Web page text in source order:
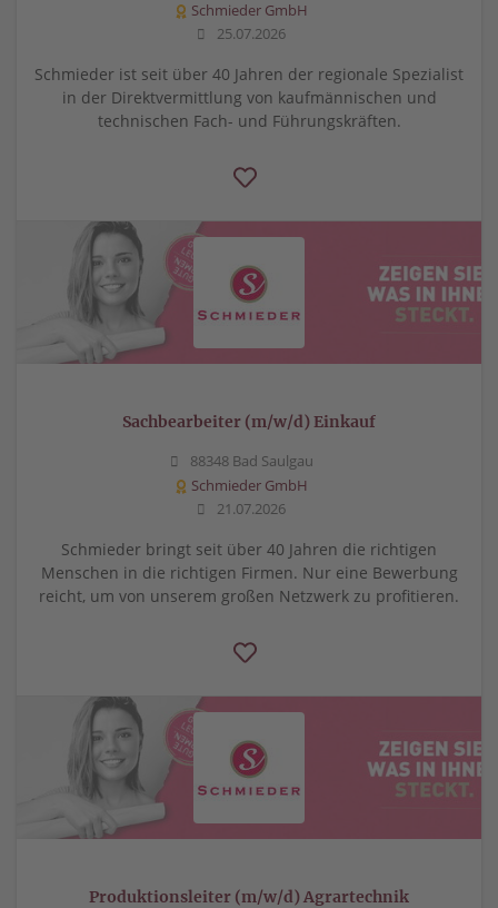
Schmieder GmbH
25.07.2026
Schmieder ist seit über 40 Jahren der regionale Spezialist
in der Direktvermittlung von kaufmännischen und
technischen Fach- und Führungskräften.
Sachbearbeiter (m/w/d) Einkauf
88348 Bad Saulgau
Schmieder GmbH
21.07.2026
Schmieder bringt seit über 40 Jahren die richtigen
Menschen in die richtigen Firmen. Nur eine Bewerbung
reicht, um von unserem großen Netzwerk zu profitieren.
Produktionsleiter (m/w/d) Agrartechnik